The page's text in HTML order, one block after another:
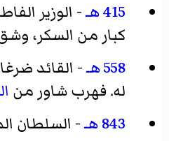
415 هـ
- الوزير
كبار من السكر،
558 هـ
- القائد
له. فهرب شاور من
843 هـ
- السلطان